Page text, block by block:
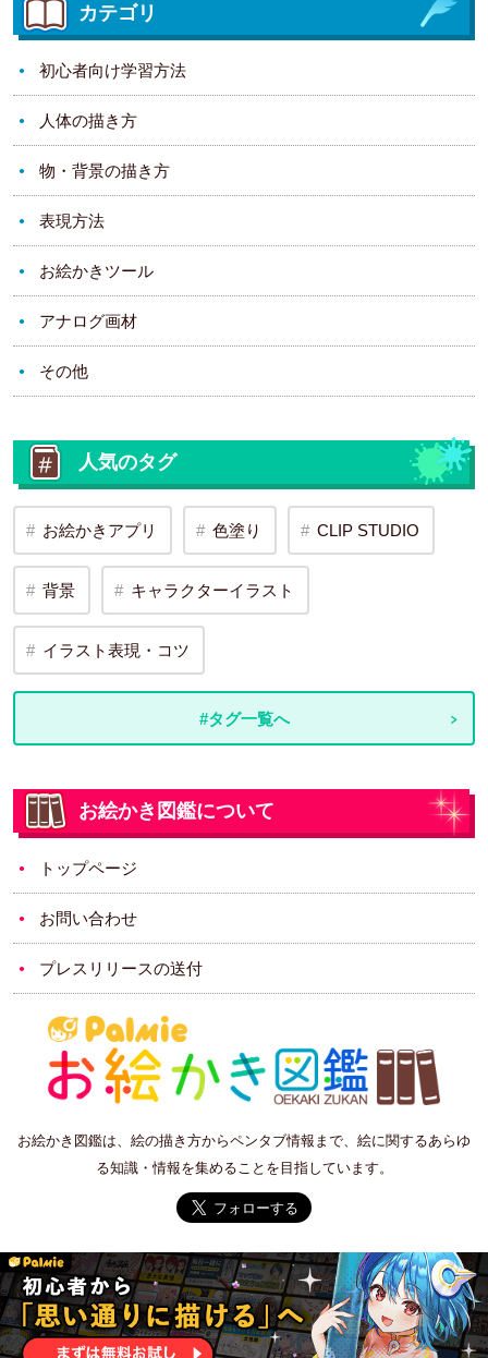
カテゴリ
初心者向け学習方法
人体の描き方
物・背景の描き方
表現方法
お絵かきツール
アナログ画材
その他
人気のタグ
お絵かきアプリ 色塗り CLIP STUDIO
背景 キャラクターイラスト
イラスト表現・コツ
#タグ一覧へ
お絵かき図鑑について
トップページ
お問い合わせ
プレスリリースの送付
お絵かき図鑑は、絵の描き方からペンタブ情報まで、絵に関するあらゆ
る知識・情報を集めることを目指しています。